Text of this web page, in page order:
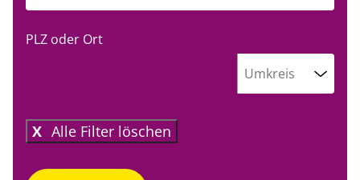
PLZ oder Ort
Umkreis
Alle Filter löschen